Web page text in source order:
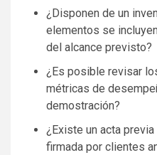
¿Disponen de un
elementos se
del alcance previsto?
¿Es posible revisar
métricas de
demostración?
¿Existe un acta
firmada por clientes